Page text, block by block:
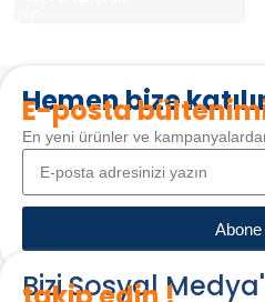
Hemen bize
E-posta
En yeni ürünler ve
Abone
Bizi Sosyal